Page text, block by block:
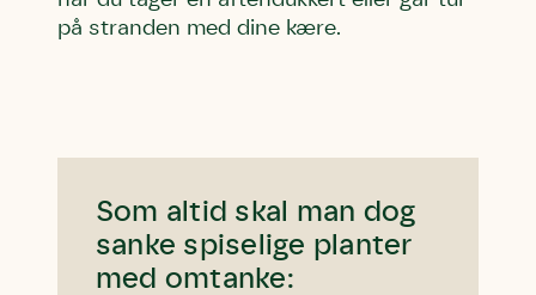
på stranden med dine kære.
Som altid skal man dog
sanke spiselige planter
med omtanke: